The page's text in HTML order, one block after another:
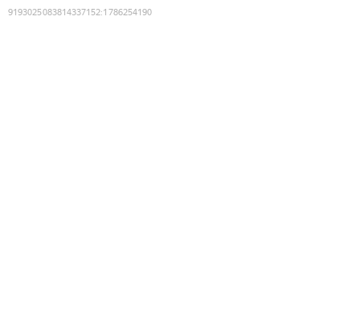
9193025083814337152:1786254190